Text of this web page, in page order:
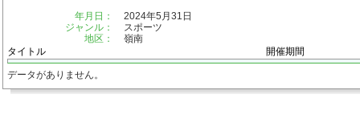
年月日：
2024年5月31日
ジャンル：
スポーツ
地区：
嶺南
タイトル
開催期間
データがありません。